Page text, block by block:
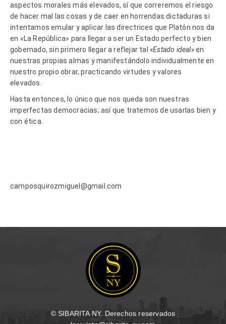
aspectos morales más elevados, sí que correremos el riesgo
de hacer mal las cosas y de caer en horrendas dictaduras si
intentamos emular y aplicar las directrices que Platón nos da
en «La República» para llegar a ser un Estado perfecto y bien
gobernado, sin primero llegar a reflejar tal «Estado ideal»en
nuestras propias almas y manifestándolo individualmente en
nuestro propio obrar, practicando virtudes y valores
elevados.
Hasta entonces, lo único que nos queda son nuestras
imperfectas democracias; así que tratemos de usarlas bien y
con ética.
camposquirozmiguel@gmail.com
© SIBARITA NY. Derechos reservados